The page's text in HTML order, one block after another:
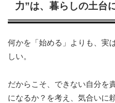
力”は、暮らしの土台
何かを「始める」よりも、実
しい。
だからこそ、できない自分を
になるか？を考え、気合いに